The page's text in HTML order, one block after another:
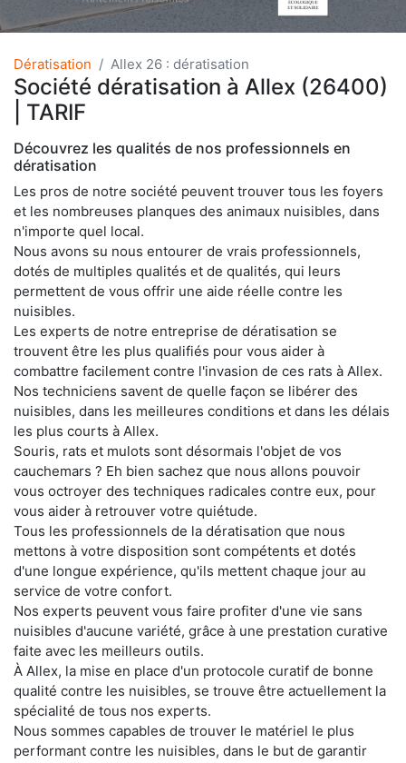
Dératisation Allex 26 : dératisation
Société dératisation à Allex (26400)
| TARIF
Découvrez les qualités de nos professionnels en
dératisation
Les pros de notre société peuvent trouver tous les foyers
et les nombreuses planques des animaux nuisibles, dans
n'importe quel local.
Nous avons su nous entourer de vrais professionnels,
dotés de multiples qualités et de qualités, qui leurs
permettent de vous offrir une aide réelle contre les
nuisibles.
Les experts de notre entreprise de dératisation se
trouvent être les plus qualifiés pour vous aider à
combattre facilement contre l'invasion de ces rats à Allex.
Nos techniciens savent de quelle façon se libérer des
nuisibles, dans les meilleures conditions et dans les délais
les plus courts à Allex.
Souris, rats et mulots sont désormais l'objet de vos
cauchemars ? Eh bien sachez que nous allons pouvoir
vous octroyer des techniques radicales contre eux, pour
vous aider à retrouver votre quiétude.
Tous les professionnels de la dératisation que nous
mettons à votre disposition sont compétents et dotés
d'une longue expérience, qu'ils mettent chaque jour au
service de votre confort.
Nos experts peuvent vous faire profiter d'une vie sans
nuisibles d'aucune variété, grâce à une prestation curative
faite avec les meilleurs outils.
À Allex, la mise en place d'un protocole curatif de bonne
qualité contre les nuisibles, se trouve être actuellement la
spécialité de tous nos experts.
Nous sommes capables de trouver le matériel le plus
performant contre les nuisibles, dans le but de garantir